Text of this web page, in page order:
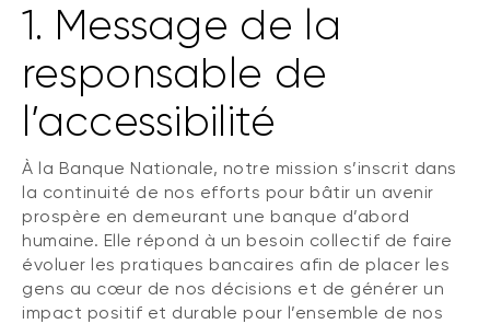
1. Message de la
responsable de
l’accessibilité
À la Banque Nationale, notre mission s’inscrit dans
la continuité de nos efforts pour bâtir un avenir
prospère en demeurant une banque d’abord
humaine. Elle répond à un besoin collectif de faire
évoluer les pratiques bancaires afin de placer les
gens au cœur de nos décisions et de générer un
impact positif et durable pour l’ensemble de nos